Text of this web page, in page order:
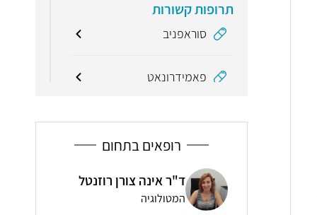
תרופות קשורות
סוראפניב
פאמידרונאט
מונחים קשורים
אדנוזין מונופוספאט
Interstitial Nephritis
רופאים בתחום
אינה צורן רוזנטל ד"ר ארז רמתי
אנדוקרינולוגיה